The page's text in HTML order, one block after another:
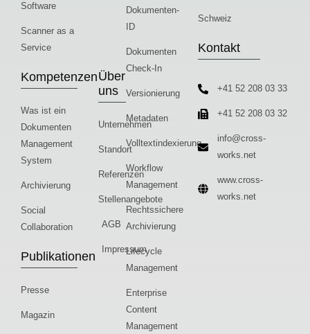
Software
Scanner as a
Service
Kompetenzen
Was ist ein
Dokumenten
Management
System
Archivierung
Social
Collaboration
Publikationen
Presse
Magazin
Über
uns
Unternehmen
Standort
Referenzen
Stellenangebote
AGB
Impressum
Dokumenten-
ID
Dokumenten
Check-In
Versionierung
Metadaten
Volltextindexierung
Workflow
Management
Rechtssichere
Archivierung
Lifecycle
Management
Enterprise
Content
Management
Schweiz
Kontakt
+41 52 208 03 33
+41 52 208 03 32
info@cross-
works.net
www.cross-
works.net